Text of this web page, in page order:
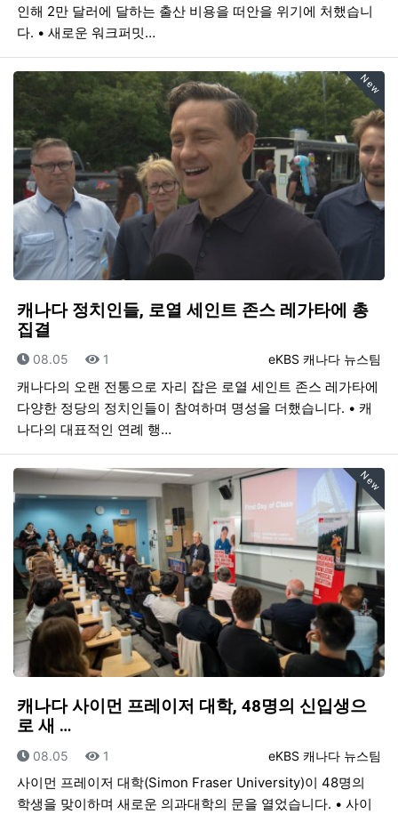
인해 2만 달러에 달하는 출산 비용을 떠안을 위기에 처했습니
다. • 새로운 워크퍼밋…
New
캐나다 정치인들, 로열 세인트 존스 레가타에 총
집결
등록자
eKBS 캐나다 뉴스팀
등록일
08.05 조회
1
캐나다의 오랜 전통으로 자리 잡은 로열 세인트 존스 레가타에
다양한 정당의 정치인들이 참여하며 명성을 더했습니다. • 캐
나다의 대표적인 연례 행…
New
캐나다 사이먼 프레이저 대학, 48명의 신입생으
로 새 …
등록자
eKBS 캐나다 뉴스팀
등록일
08.05 조회
1
사이먼 프레이저 대학(Simon Fraser University)이 48명의
학생을 맞이하며 새로운 의과대학의 문을 열었습니다. • 사이